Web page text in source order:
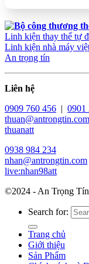
Linh kiện thay thế tự
Linh kiện nhà máy
An trọng tín
Liên hệ
0909 760 456 | 0901
thuan@antrongtin.com
thuanatt
0938 984 234
nhan@antrongtin.com
live:nhan98att
©2024 - An Trọng
Search for:
Trang chủ
Giới thiệu
Sản Phẩm